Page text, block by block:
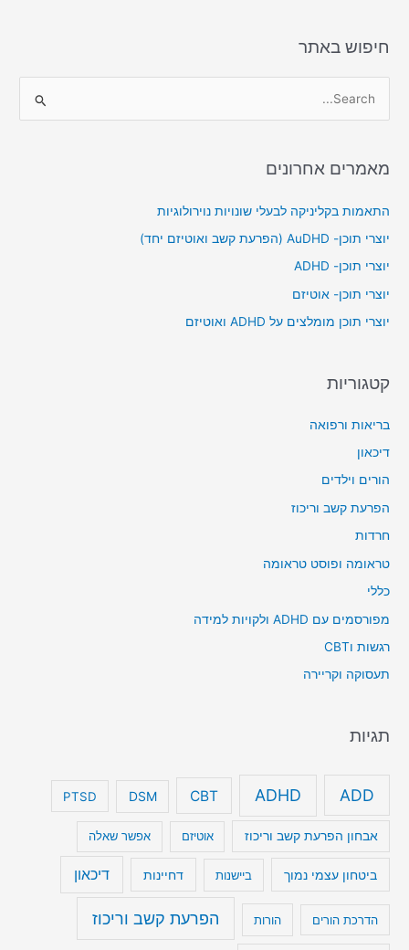
חיפוש באתר
r
o
r
:
מאמרים אחרונים
התאמות בקליניקה לבעלי שונויות נוירולוגיות
יוצרי תוכן- AuDHD (הפרעת קשב ואוטיזם יחד)
יוצרי תוכן- ADHD
יוצרי תוכן- אוטיזם
יוצרי תוכן מומלצים על ADHD ואוטיזם
קטגוריות
בריאות ורפואה
דיכאון
הורים וילדים
הפרעת קשב וריכוז
חרדות
טראומה ופוסט טראומה
כללי
מפורסמים עם ADHD ולקויות למידה
רגשות וCBT
תעסוקה וקריירה
תגיות
ADD
ADHD
CBT
DSM
PTSD
אבחון הפרעת קשב וריכוז אוטיזם אפשר שאלה
ביטחון עצמי נמוך ביישנות דחיינות דיכאון
הדרכת הורים הורות הפרעת קשב וריכוז